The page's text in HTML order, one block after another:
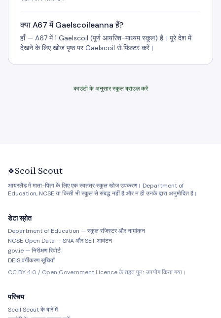
क्या A67 में Gaelscoileanna हैं?
हाँ — A67 में 1 Gaelscoil (पूर्ण आयरिश-माध्यम स्कूल) है। पूरे देश में
देखने के लिए खोज पृष्ठ पर Gaelscoil से फ़िल्टर करें।
काउंटी के अनुसार स्कूल ब्राउज़ करें
🍀Scoil Scout
आयरलैंड में माता-पिता के लिए एक स्वतंत्र स्कूल खोज उपकरण। Department of
Education, NCSE या किसी भी स्कूल से संबद्ध नहीं है और न ही उनके द्वारा अनुमोदित है।
डेटा स्रोत
Department of Education — स्कूल रजिस्टर और नामांकन
NCSE Open Data — SNA और SET आवंटन
gov.ie — निरीक्षण रिपोर्ट
DEIS वर्गीकरण सूचियाँ
CC BY 4.0 / Open Government Licence के तहत पुनः उपयोग किया गया।
परिचय
Scoil Scout के बारे में